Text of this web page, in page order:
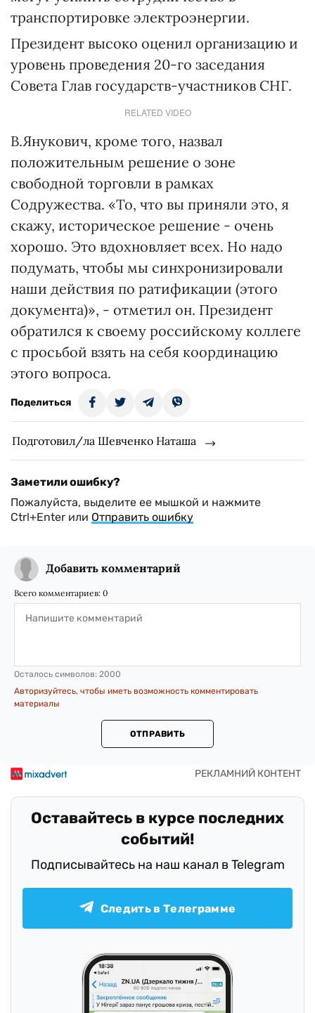
транспортировке электроэнергии.
Президент высоко оценил организацию и
уровень проведения 20-го заседания
Совета Глав государств-участников СНГ.
RELATED VIDEO
В.Янукович, кроме того, назвал
положительным решение о зоне
свободной торговли в рамках
Содружества. «То, что вы приняли это, я
скажу, историческое решение - очень
хорошо. Это вдохновляет всех. Но надо
подумать, чтобы мы синхронизировали
наши действия по ратификации (этого
документа)», - отметил он. Президент
обратился к своему российскому коллеге
с просьбой взять на себя координацию
этого вопроса.
Поделиться
Подготовил/ла Шевченко Наташа
Заметили ошибку?
Пожалуйста, выделите ее мышкой и нажмите
Ctrl+Enter или Отправить ошибку
Добавить комментарий
Всего комментариев: 0
Осталось символов: 2000
Авторизуйтесь, чтобы иметь возможность комментировать
материалы
ОТПРАВИТЬ
Оставайтесь в курсе последних
событий!
Подписывайтесь на наш канал в Telegram
Следить в Телеграмме